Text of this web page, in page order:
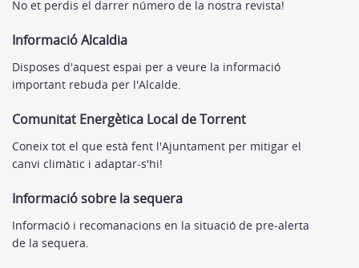
No et perdis el darrer número de la nostra revista!
Informació Alcaldia
Disposes d'aquest espai per a veure la informació
important rebuda per l'Alcalde.
Comunitat Energètica Local de Torrent
Coneix tot el que està fent l'Ajuntament per mitigar el
canvi climàtic i adaptar-s'hi!
Informació sobre la sequera
Informació i recomanacions en la situació de pre-alerta
de la sequera.